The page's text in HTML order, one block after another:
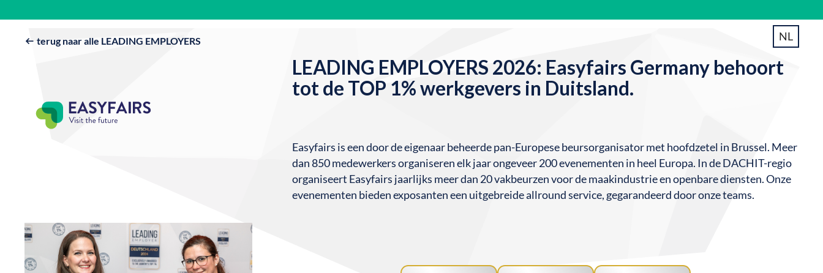
 terug naar alle LEADING EMPLOYERS NL
LEADING EMPLOYERS 2026: Easyfairs Germany behoort
tot de TOP 1% werkgevers in Duitsland.
Easyfairs is een door de eigenaar beheerde pan-Europese beursorganisator met hoofdzetel in Brussel. Meer
dan 850 medewerkers organiseren elk jaar ongeveer 200 evenementen in heel Europa. In de DACHIT-regio
organiseert Easyfairs jaarlijks meer dan 20 vakbeurzen voor de maakindustrie en openbare diensten. Onze
evenementen bieden exposanten een uitgebreide allround service, gegarandeerd door onze teams.